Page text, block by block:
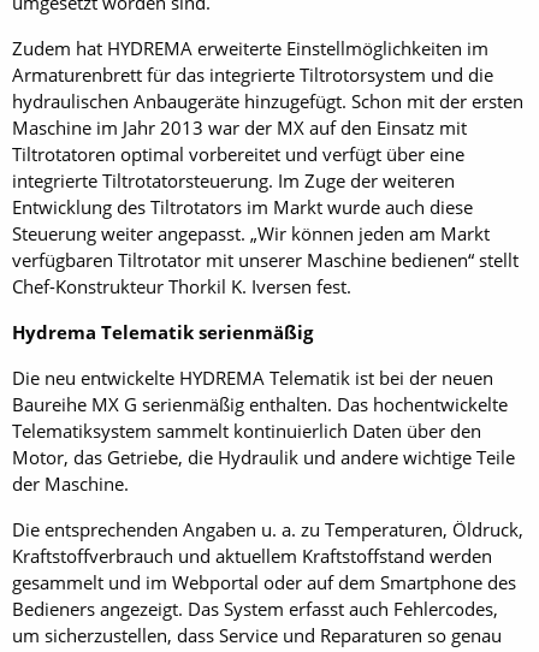
Zudem hat HYDREMA erweiterte Einstellmöglichkeiten im
Armaturenbrett für das integrierte Tiltrotorsystem und die
hydraulischen Anbaugeräte hinzugefügt. Schon mit der ersten
Maschine im Jahr 2013 war der MX auf den Einsatz mit
Tiltrotatoren optimal vorbereitet und verfügt über eine
integrierte Tiltrotatorsteuerung. Im Zuge der weiteren
Entwicklung des Tiltrotators im Markt wurde auch diese
Steuerung weiter angepasst. „Wir können jeden am Markt
verfügbaren Tiltrotator mit unserer Maschine bedienen“ stellt
Chef-Konstrukteur Thorkil K. Iversen fest.
Hydrema Telematik serienmäßig
Die neu entwickelte HYDREMA Telematik ist bei der neuen
Baureihe MX G serienmäßig enthalten. Das hochentwickelte
Telematiksystem sammelt kontinuierlich Daten über den
Motor, das Getriebe, die Hydraulik und andere wichtige Teile
der Maschine.
Die entsprechenden Angaben u. a. zu Temperaturen, Öldruck,
Kraftstoffverbrauch und aktuellem Kraftstoffstand werden
gesammelt und im Webportal oder auf dem Smartphone des
Bedieners angezeigt. Das System erfasst auch Fehlercodes,
um sicherzustellen, dass Service und Reparaturen so genau